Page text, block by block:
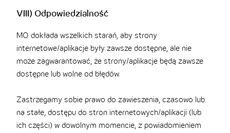
VIII) Odpowiedzialność
MO dokłada wszelkich starań, aby strony
internetowe/aplikacje były zawsze dostępne, ale nie
może zagwarantować, że strony/aplikacje będą zawsze
dostępne lub wolne od błędów.
Zastrzegamy sobie prawo do zawieszenia, czasowo lub
na stałe, dostępu do stron internetowych/aplikacji (lub
ich części) w dowolnym momencie, z powiadomieniem